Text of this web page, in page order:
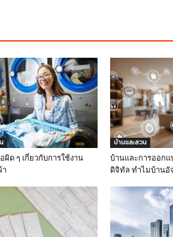
ผิด ๆ เกี่ยวกับการใช้งาน
า
บ้านและสวน
บ้านและการออก
ดิจิทัล ทำไมบ้านอั